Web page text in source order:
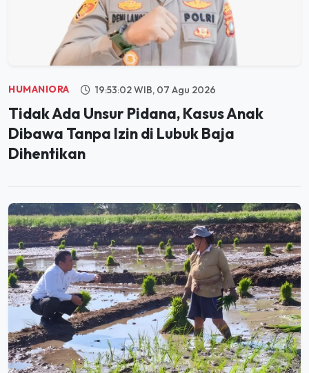
HUMANIORA 19:53:02 WIB, 07 Agu 2026
Tidak Ada Unsur Pidana, Kasus Anak
Dibawa Tanpa Izin di Lubuk Baja
Dihentikan